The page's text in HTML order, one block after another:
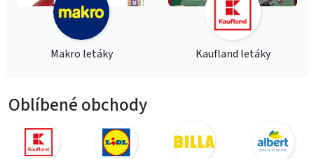
Makro letáky Kaufland letáky
Oblíbené obchody